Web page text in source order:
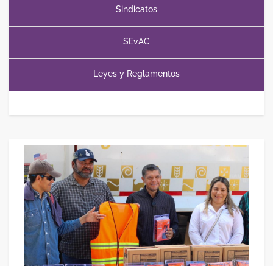
Sindicatos
SEvAC
Leyes y Reglamentos